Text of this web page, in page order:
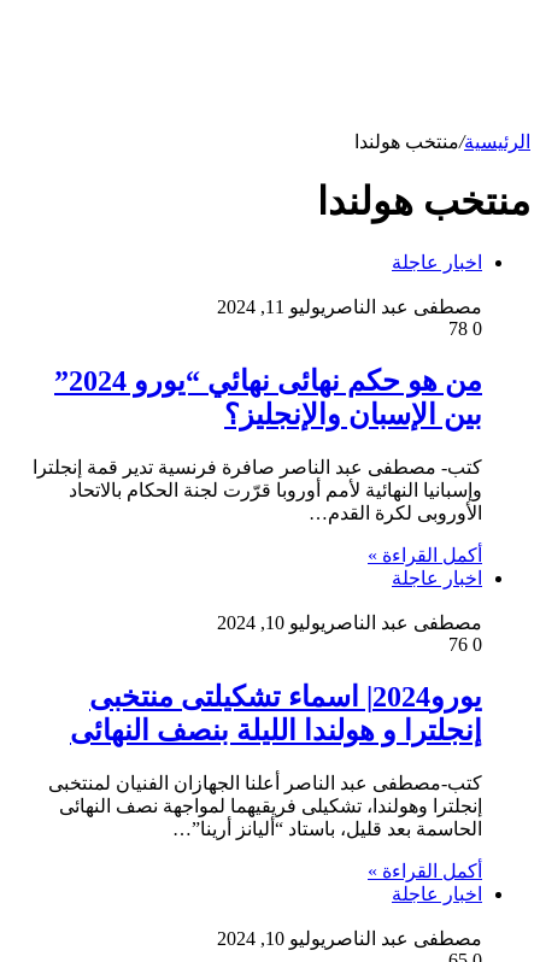
الرئيسية/منتخب هولندا
منتخب هولندا
اخبار عاجلة
مصطفى عبد الناصر يوليو 11, 2024
0
من هو حكم نهائى نهائي “يورو 2024”
بين الإسبان والإنجليز؟
كتب- مصطفى عبد الناصر صافرة فرنسية تدير قمة إنجلترا
وإسبانيا النهائية لأمم أوروبا قرّرت لجنة الحكام بالاتحاد
الأوروبى لكرة القدم…
أكمل القراءة »
اخبار عاجلة
مصطفى عبد الناصر يوليو 10, 2024
0
يورو2024| اسماء تشكيلتى منتخبى
إنجلترا و هولندا الليلة بنصف النهائى
كتب-مصطفى عبد الناصر أعلنا الجهازان الفنيان لمنتخبى
إنجلترا وهولندا، تشكيلى فريقيهما لمواجهة نصف النهائى
الحاسمة بعد قليل، باستاد “أليانز أرينا”…
أكمل القراءة »
اخبار عاجلة
مصطفى عبد الناصر يوليو 10, 2024